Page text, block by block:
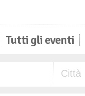
Tutti gli eventi